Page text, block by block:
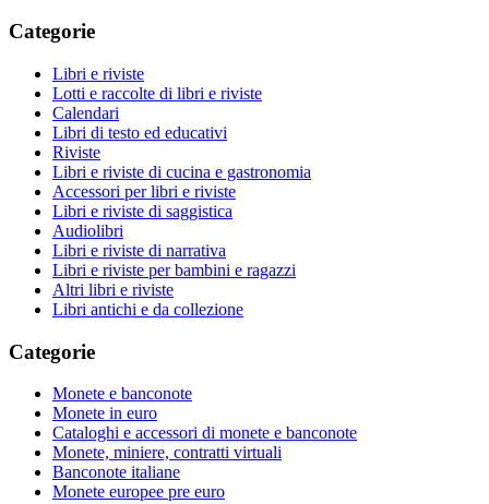
Categorie
Libri e riviste
Lotti e raccolte di libri e riviste
Calendari
Libri di testo ed educativi
Riviste
Libri e riviste di cucina e gastronomia
Accessori per libri e riviste
Libri e riviste di saggistica
Audiolibri
Libri e riviste di narrativa
Libri e riviste per bambini e ragazzi
Altri libri e riviste
Libri antichi e da collezione
Categorie
Monete e banconote
Monete in euro
Cataloghi e accessori di monete e banconote
Monete, miniere, contratti virtuali
Banconote italiane
Monete europee pre euro